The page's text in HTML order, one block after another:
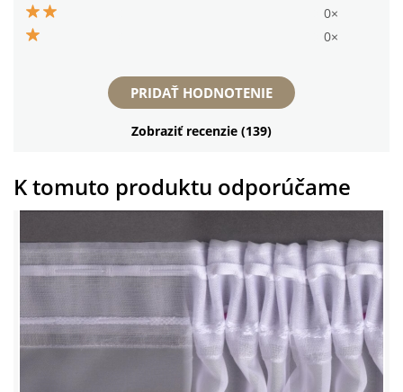
0×
0×
PRIDAŤ HODNOTENIE
Zobraziť recenzie (139)
K tomuto produktu odporúčame